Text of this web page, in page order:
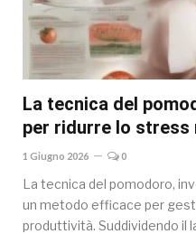
La tecnica del
per ridurre lo stress
1 Giugno 2026 0
La tecnica del pomodoro,
un metodo efficace per
produttività. Suddividendo il